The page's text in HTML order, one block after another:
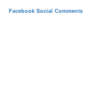
Facebook Social Comments